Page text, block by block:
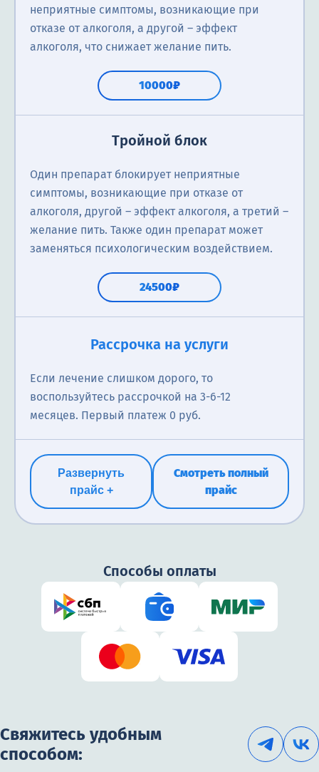
неприятные симптомы, возникающие при
отказе от алкоголя, а другой – эффект
алкоголя, что снижает желание пить.
10000₽
Тройной блок
Один препарат блокирует неприятные
симптомы, возникающие при отказе от
алкоголя, другой – эффект алкоголя, а третий –
желание пить. Также один препарат может
заменяться психологическим воздействием.
24500₽
отношении наркологических проблем; выявление
наличия зависимости; назначение
соответствующего лечения; консультацию
родственников о проблеме зависимости близкого
человека.
Бесплатно
официального заявления о наличии зависимости
для получения медицинской помощи, документов,
суда, заграничных поездок и устройства на работу.
бесплатно
отношении наркологических проблем; выявление
наличия наркотической зависимости; назначение
соответствующего лечения; консультацию
родственников о проблеме зависимости близкого
человека.
бесплатно
Рассрочка на услуги
Если лечение слишком дорого, то
воспользуйтесь рассрочкой на 3-6-12
месяцев. Первый платеж 0 руб.
Развернуть
прайс +
Смотреть полный
прайс
Способы оплаты
Свяжитесь удобным
способом: